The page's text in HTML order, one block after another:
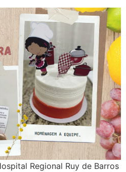
Regional Ruy de Barros